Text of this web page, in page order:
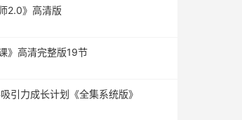
2.0》高清版
》高清完整版19节
引力成长计划《全集系统版》